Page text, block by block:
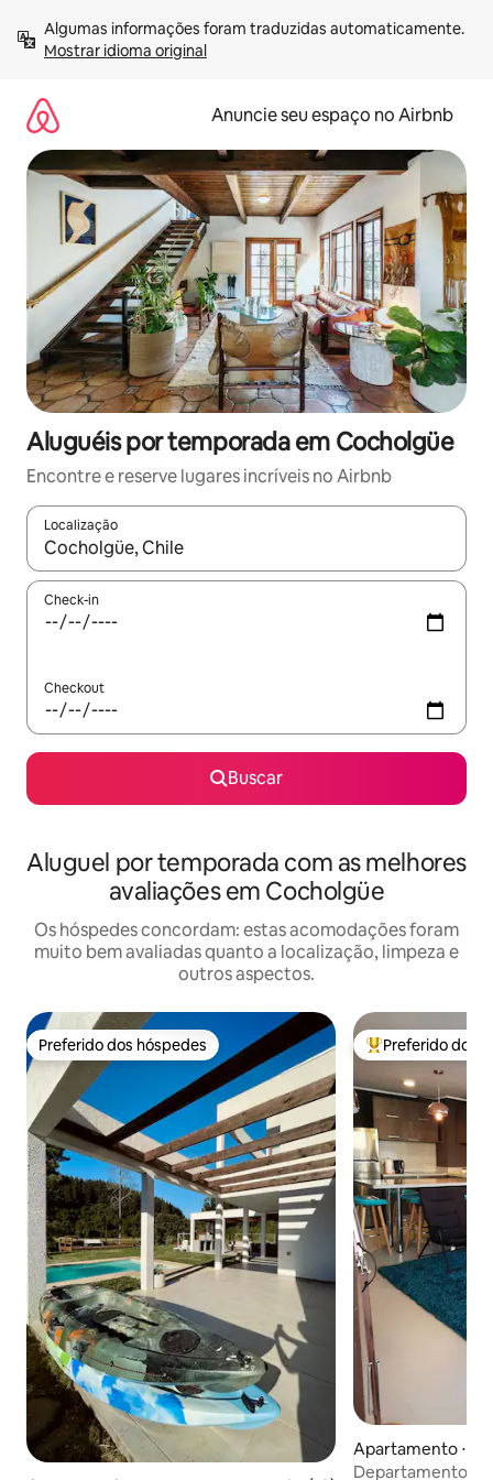
para
Mostrar idioma original
Anuncie seu espaço no Airbnb
Aluguéis por temporada em Cocholgüe
Encontre e reserve lugares incríveis no Airbnb
Localização
Quando os resultados estiverem disponíveis, explore-os
Check-in
Checkout
Buscar
Aluguel por temporada com as melhores
avaliações em Cocholgüe
Os hóspedes concordam: estas acomodações foram
muito bem avaliadas quanto a localização, limpeza e
outros aspectos.
Preferido dos hóspedes
Preferido dos hóspedes Entre os
Preferido dos
Apartamento ⋅
Departamento